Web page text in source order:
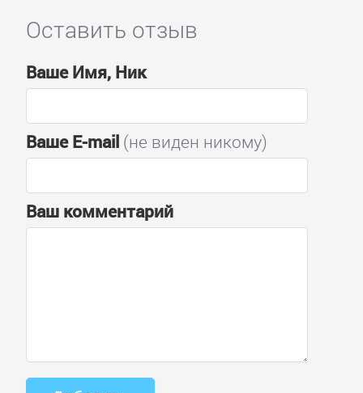
Оставить отзыв
Ваше Имя, Ник
Ваше E-mail(не виден никому)
Ваш комментарий